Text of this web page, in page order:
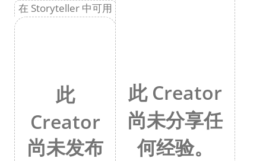
在 Storyteller 中可用
此
Creator
尚未发布
此 Creator
尚未分享任
何经验。